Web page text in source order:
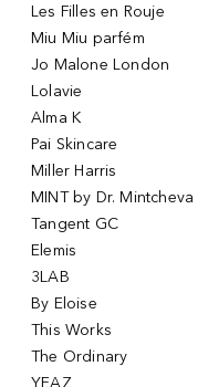
Les Filles en Rouje
Miu Miu parfém
Jo Malone London
Lolavie
Alma K
Pai Skincare
Miller Harris
MINT by Dr. Mintcheva
Tangent GC
Elemis
3LAB
By Eloise
This Works
The Ordinary
YEAZ